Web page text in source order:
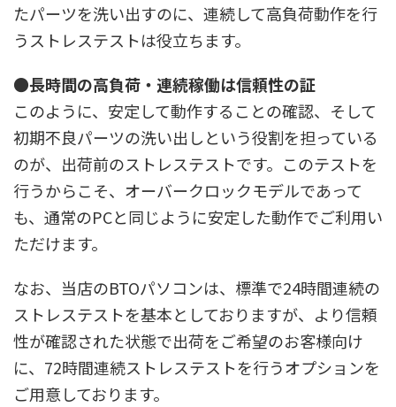
たパーツを洗い出すのに、連続して高負荷動作を行
うストレステストは役立ちます。
●長時間の高負荷・連続稼働は信頼性の証
このように、安定して動作することの確認、そして
初期不良パーツの洗い出しという役割を担っている
のが、出荷前のストレステストです。このテストを
行うからこそ、オーバークロックモデルであって
も、通常のPCと同じように安定した動作でご利用い
ただけます。
なお、当店のBTOパソコンは、標準で24時間連続の
ストレステストを基本としておりますが、より信頼
性が確認された状態で出荷をご希望のお客様向け
に、72時間連続ストレステストを行うオプションを
ご用意しております。